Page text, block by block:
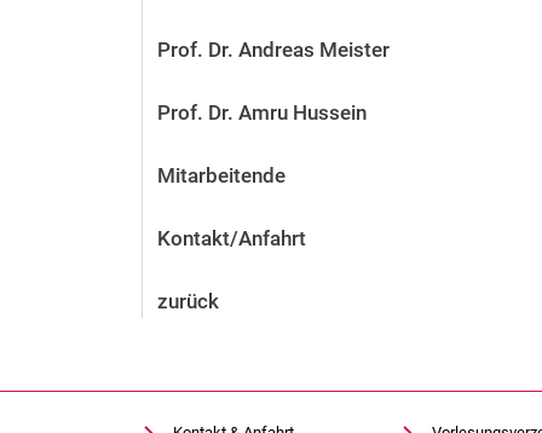
Prof. Dr. Andreas Meister
Prof. Dr. Amru Hussein
Mitarbeitende
Kontakt/Anfahrt
zurück